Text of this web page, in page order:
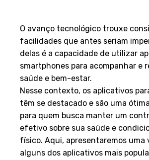
O avanço tecnológico trouxe
facilidades que antes seriam
delas é a capacidade de utilizar
smartphones para acompanhar e
saúde e bem-estar.
Nesse contexto, os aplicativos
têm se destacado e são uma
para quem busca manter um
efetivo sobre sua saúde e
físico. Aqui, apresentaremos uma
alguns dos aplicativos mais